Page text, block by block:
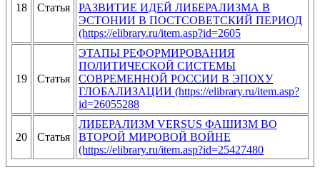
18 Статья
РАЗВИТИЕ ИДЕЙ ЛИБЕРАЛИЗМА В
ЭСТОНИИ В ПОСТСОВЕТСКИЙ ПЕРИОД
(https://elibrary.ru/item.asp?id=2605
19 Статья
ЭТАПЫ РЕФОРМИРОВАНИЯ
ПОЛИТИЧЕСКОЙ СИСТЕМЫ
СОВРЕМЕННОЙ РОССИИ В ЭПОХУ
ГЛОБАЛИЗАЦИИ (https://elibrary.ru/item.asp?
id=26055288
20 Статья
ЛИБЕРАЛИЗМ VERSUS ФАШИЗМ ВО
ВТОРОЙ МИРОВОЙ ВОЙНЕ
(https://elibrary.ru/item.asp?id=25427480